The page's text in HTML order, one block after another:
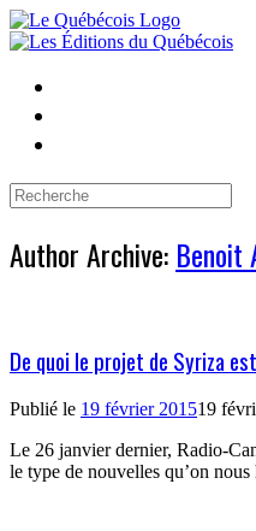
Skip
to
Search
Author Archive: Benoit
De quoi le projet de Syriza
Publié le 19 février 201519
Le 26 janvier dernier, Radio-
le type de nouvelles qu’on